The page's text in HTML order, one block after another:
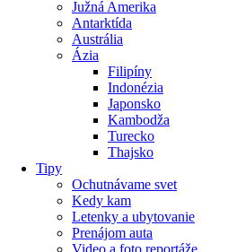
Južná Amerika
Antarktída
Austrália
Ázia
Filipíny
Indonézia
Japonsko
Kambodža
Turecko
Thajsko
Tipy
Ochutnávame svet
Kedy kam
Letenky a ubytovanie
Prenájom auta
Video a foto reportáže